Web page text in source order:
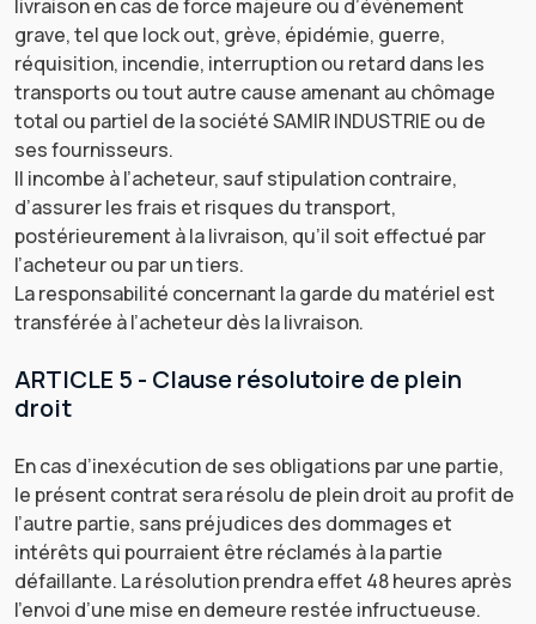
livraison en cas de force majeure ou d’évènement
grave, tel que lock out, grève, épidémie, guerre,
réquisition, incendie, interruption ou retard dans les
transports ou tout autre cause amenant au chômage
total ou partiel de la société SAMIR INDUSTRIE ou de
ses fournisseurs.
Il incombe à l’acheteur, sauf stipulation contraire,
d’assurer les frais et risques du transport,
postérieurement à la livraison, qu’il soit effectué par
l’acheteur ou par un tiers.
La responsabilité concernant la garde du matériel est
transférée à l’acheteur dès la livraison.
ARTICLE 5 - Clause résolutoire de plein
droit
En cas d’inexécution de ses obligations par une partie,
le présent contrat sera résolu de plein droit au profit de
l’autre partie, sans préjudices des dommages et
intérêts qui pourraient être réclamés à la partie
défaillante. La résolution prendra effet 48 heures après
l’envoi d’une mise en demeure restée infructueuse.